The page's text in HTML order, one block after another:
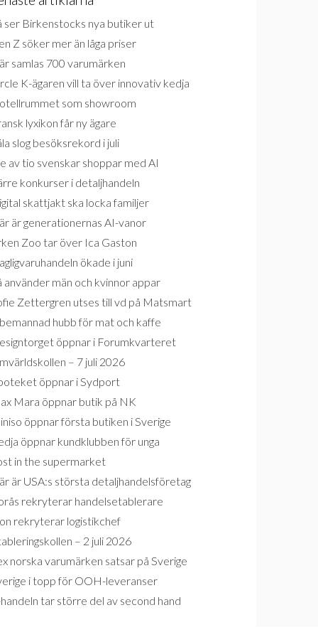
ser Birkenstocks nya butiker ut
Z söker mer än låga priser
samlas 700 varumärken
K-ägaren vill ta över innovativ kedja
som showroom
lyxikon får ny ägare
slog besöksrekord i juli
av tio svenskar shoppar med AI
konkurser i detaljhandeln
skattjakt ska locka familjer
är generationernas AI-vanor
Zoo tar över Ica Gaston
ökade i juni
använder män och kvinnor appar
Zettergren utses till vd på Matsmart
hubb för mat och kaffe
öppnar i Forumkvarteret
– 7 juli 2026
öppnar i Sydport
Mara öppnar butik på NK
öppnar första butiken i Sverige
öppnar kundklubben för unga
in the supermarket
är USA:s största detaljhandelsföretag
rekryterar handelsetablerare
rekryterar logistikchef
– 2 juli 2026
norska varumärken satsar på Sverige
i topp för OOH-leveranser
tar större del av second hand